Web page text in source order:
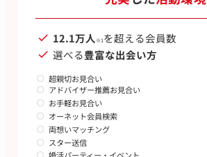
12.1万人 ※1 を超える会員数
選べる豊富な出会い方
超親切お見合い
アドバイザー推薦お見合い
お手軽お見合い
オーネット会員検索
両想いマッチング
スター送信